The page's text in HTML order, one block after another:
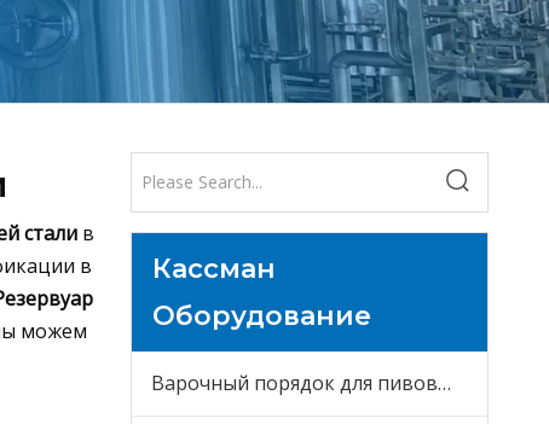
стали в
в
можем
Кассман
Оборудование
Варочный порядок для пивоварни